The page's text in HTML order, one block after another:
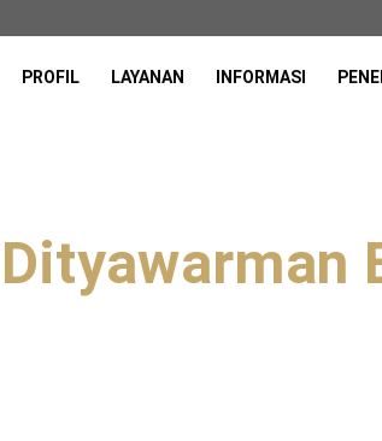
PROFIL LAYANAN INFORMASI
Dityawarman